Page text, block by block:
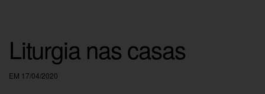
Liturgia nas casas
EM 17/04/2020